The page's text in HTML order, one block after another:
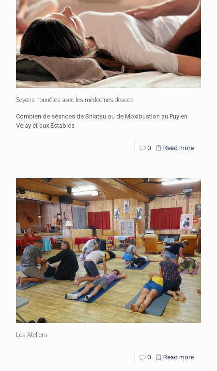
Soyons honnêtes avec les médecines douces
Combien de séances de Shiatsu ou de Moxibustion au Puy en
Velay et aux Estables
0 Read more
Les Ateliers
0 Read more